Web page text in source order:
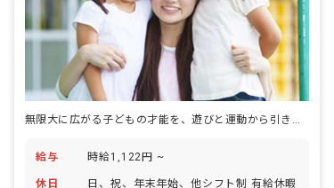
給与 時給1,122円 ~
休日 日、祝、年末年始、他シフト制 有給休暇